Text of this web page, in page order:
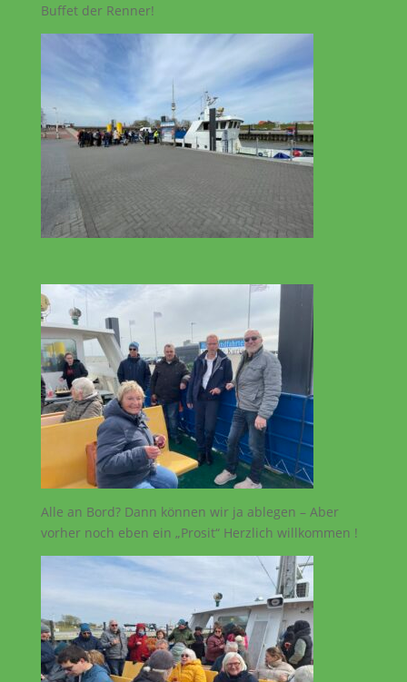
Buffet der Renner!
Alle an Bord? Dann können wir ja ablegen – Aber
vorher noch eben ein „Prosit“ Herzlich willkommen !